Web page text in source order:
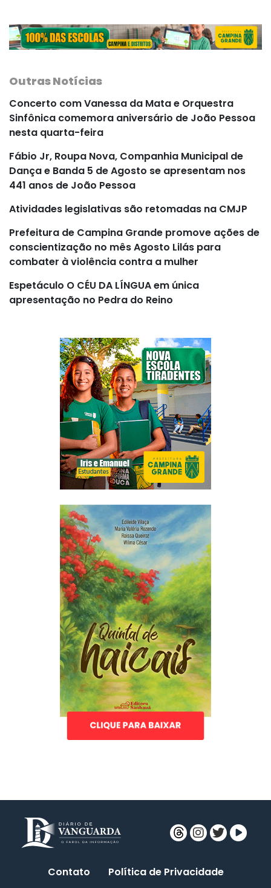
Outras Notícias
Concerto com Vanessa da Mata e Orquestra
Sinfônica comemora aniversário de João Pessoa
nesta quarta-feira
Fábio Jr, Roupa Nova, Companhia Municipal de
Dança e Banda 5 de Agosto se apresentam nos
441 anos de João Pessoa
Atividades legislativas são retomadas na CMJP
Prefeitura de Campina Grande promove ações de
conscientização no mês Agosto Lilás para
combater à violência contra a mulher
Espetáculo O CÉU DA LÍNGUA em única
apresentação no Pedra do Reino
Contato Política de Privacidade